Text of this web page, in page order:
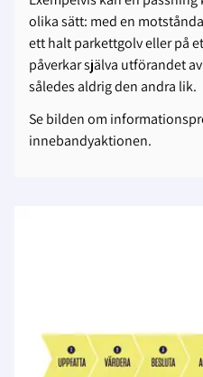
olika sätt: med en
ett halt parkettgolv eller på
påverkar själva utförandet
således aldrig den andra lik.
Se bilden om
innebandyaktionen.